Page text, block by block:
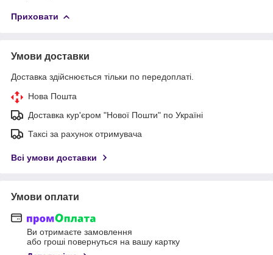
Приховати
Умови доставки
Доставка здійснюється тільки по передоплаті.
Нова Пошта
Доставка кур'єром "Нової Пошти" по Україні
Таксі за рахунок отримувача
Всі умови доставки
Умови оплати
Ви отримаєте замовлення
або гроші повернуться на вашу картку